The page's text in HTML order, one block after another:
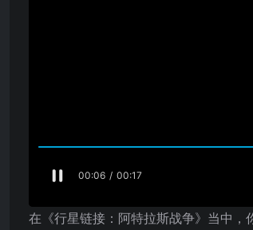
在《行星链接：阿特拉斯战争》当中